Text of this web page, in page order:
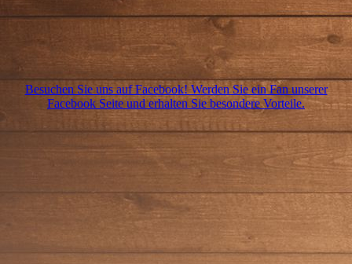
Besuchen Sie uns auf Facebook! Werden Sie ein Fan unserer
Facebook Seite und erhalten Sie besondere Vorteile.